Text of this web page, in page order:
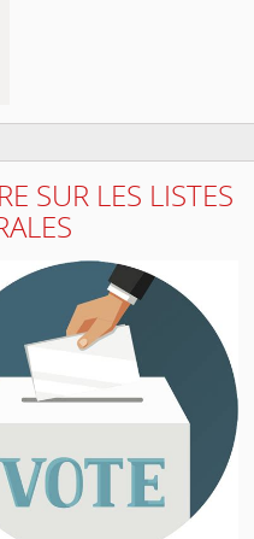
SUR LES LISTES